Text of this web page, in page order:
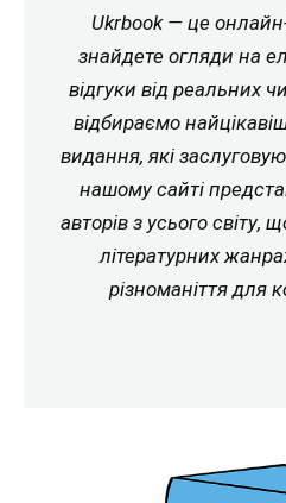
Ukrbook — це
знайдете огляди на
відгуки від реальних
відбираємо
видання, які
нашому сайті
авторів з усього світу,
літературних
різноманіття для